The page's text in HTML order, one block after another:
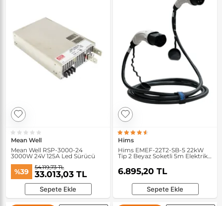
Mean Well
Mean Well RSP-3000-24
3000W 24V 125A Led Sürücü
%39 54.119,73 TL
33.013,03 TL
Sepete Ekle
Hims
Hims EMEF-22T2-SB-5 22kW
Tip 2 Beyaz Soketli 5m Elektrikli
6.895,20 TL
Sepete Ekle